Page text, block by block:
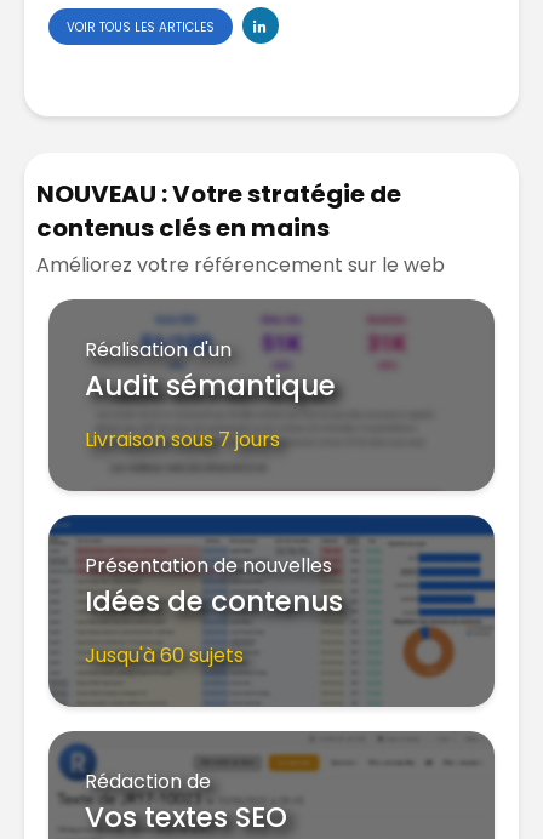
VOIR TOUS LES ARTICLES
NOUVEAU : Votre stratégie de
contenus clés en mains
Améliorez votre référencement sur le web
Réalisation d'un
Audit sémantique
Livraison sous 7 jours
Présentation de nouvelles
Idées de contenus
Jusqu'à 60 sujets
Rédaction de
Vos textes SEO